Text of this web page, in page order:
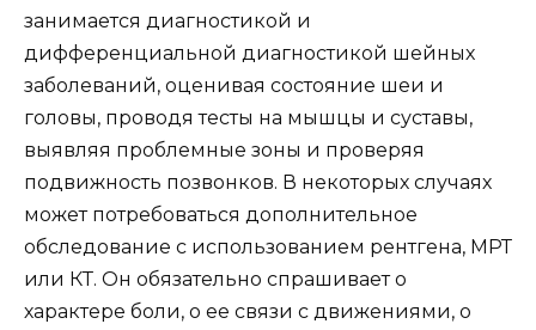
занимается диагностикой и
дифференциальной диагностикой шейных
заболеваний, оценивая состояние шеи и
головы, проводя тесты на мышцы и суставы,
выявляя проблемные зоны и проверяя
подвижность позвонков. В некоторых случаях
может потребоваться дополнительное
обследование с использованием рентгена, МРТ
или КТ. Он обязательно спрашивает о
характере боли, о ее связи с движениями, о